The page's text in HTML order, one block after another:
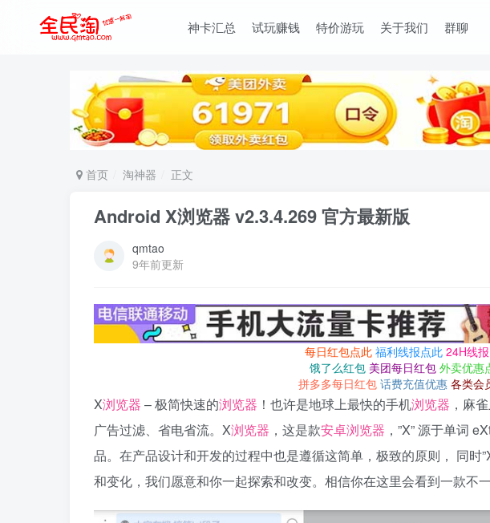
神卡汇总 试玩赚钱 特价游玩 关于我们 群聊
首页 淘神器 正文
Android X浏览器 v2.3.4.269 官方最新版
qmtao
9年前更新
每日红包点此 福利线报点此 24H线
饿了么红包 美团每日红包 外卖优惠
拼多多每日红包 话费充值优惠 各类会
X浏览器 – 极简快速的浏览器 ！也许是地球上最快的手机浏览器 ，麻
广告过滤、省电省流。X浏览器 ，这是款安卓浏览器 ，”X” 源于单词
品。在产品设计和开发的过程中也是遵循这简单，极致的原则， 同时
和变化，我们愿意和你一起探索和改变。相信你在这里会看到一款不